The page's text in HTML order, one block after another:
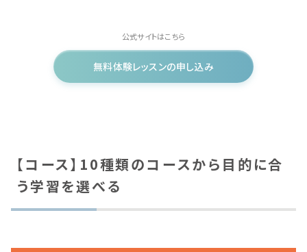
公式サイトはこちら
無料体験レッスンの申し込み
【コース】10種類のコースから目的に合
う学習を選べる